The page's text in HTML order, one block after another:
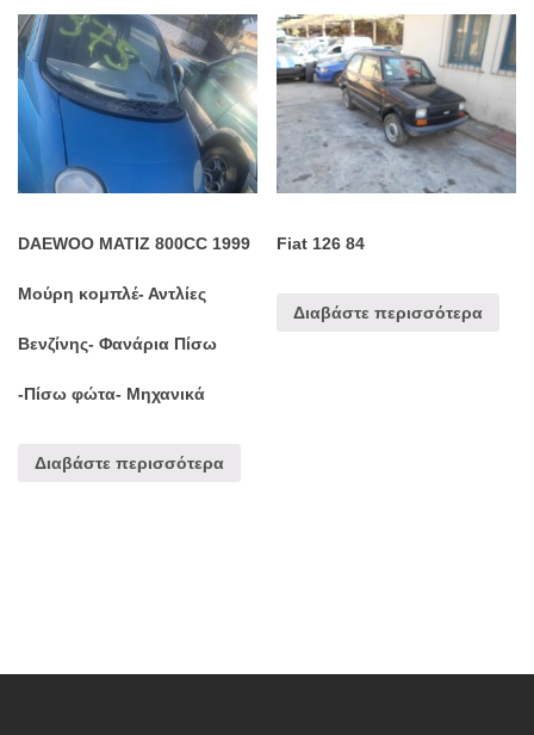
DAEWOO MATIZ 800CC 1999
Μούρη κομπλέ- Αντλίες
Βενζίνης- Φανάρια Πίσω
-Πίσω φώτα- Μηχανικά
Διαβάστε περισσότερα
Fiat 126 84
Διαβάστε περισσότερα